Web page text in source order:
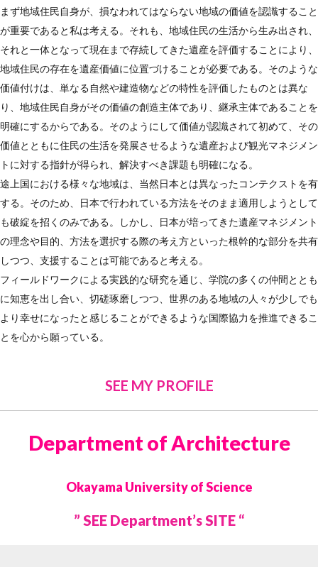
まず地域住民自身が、損なわれてはならない地域の価値を認識すること
が重要であると私は考える。それも、地域住民の生活から生み出され、
それと一体となって現在まで存続してきた遺産を評価することにより、
地域住民の存在を遺産価値に位置づけることが必要である。そのような
価値付けは、単なる自然や建造物などの特性を評価したものとは異な
り、地域住民自身がその価値の創造主体であり、継承主体であることを
明確にするからである。そのようにして価値が認識されて初めて、その
価値とともに住民の生活を発展させるような遺産および観光マネジメン
トに対する指針が得られ、解決すべき課題も明確になる。
途上国における様々な地域は、当然日本とは異なったコンテクストを有
する。そのため、日本で行われている方法をそのまま適用しようとして
も破綻を招くのみである。しかし、日本が培ってきた遺産マネジメント
の理念や目的、方法を選択する際の考え方といった根幹的な部分を共有
しつつ、支援することは可能であると考える。
フィールドワークによる実践的な研究を通じ、学院の多くの仲間ととも
に知恵を出し合い、切磋琢磨しつつ、世界のある地域の人々が少しでも
より幸せになったと感じることができるような国際協力を推進できるこ
とを心から願っている。
SEE MY PROFILE
Department of Architecture
Okayama University of Science
” SEE Department’s SITE “